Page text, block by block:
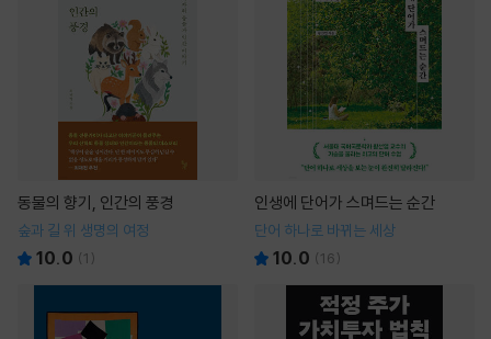
동물의 향기, 인간의 풍경
숲과 길 위 생명의 여정
10.0 (1 )
인생에 단어가 스며드는 순간
단어 하나로 바뀌는 세상
10.0 (16)